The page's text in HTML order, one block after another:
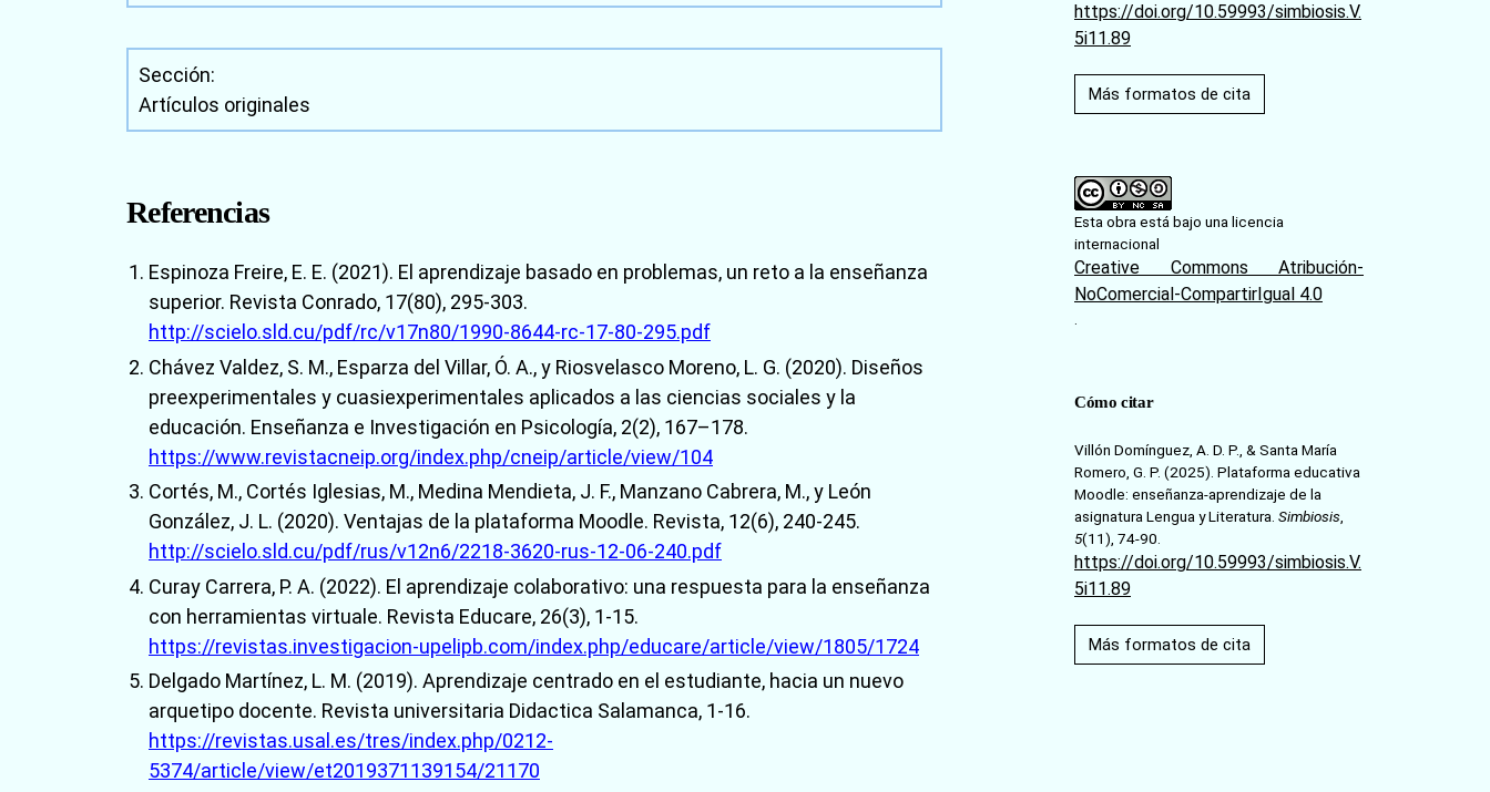
Sección:
Artículos originales
Referencias
Espinoza Freire, E. E. (2021). El aprendizaje basado en problemas, un reto a la enseñanza
superior. Revista Conrado, 17(80), 295-303.
http://scielo.sld.cu/pdf/rc/v17n80/1990-8644-rc-17-80-295.pdf
Chávez Valdez, S. M., Esparza del Villar, Ó. A., y Riosvelasco Moreno, L. G. (2020). Diseños
preexperimentales y cuasiexperimentales aplicados a las ciencias sociales y la
educación. Enseñanza e Investigación en Psicología, 2(2), 167–178.
https://www.revistacneip.org/index.php/cneip/article/view/104
Cortés, M., Cortés Iglesias, M., Medina Mendieta, J. F., Manzano Cabrera, M., y León
González, J. L. (2020). Ventajas de la plataforma Moodle. Revista, 12(6), 240-245.
http://scielo.sld.cu/pdf/rus/v12n6/2218-3620-rus-12-06-240.pdf
Curay Carrera, P. A. (2022). El aprendizaje colaborativo: una respuesta para la enseñanza
con herramientas virtuale. Revista Educare, 26(3), 1-15.
https://revistas.investigacion-upelipb.com/index.php/educare/article/view/1805/1724
Delgado Martínez, L. M. (2019). Aprendizaje centrado en el estudiante, hacia un nuevo
arquetipo docente. Revista universitaria Didactica Salamanca, 1-16.
https://revistas.usal.es/tres/index.php/0212-
5374/article/view/et2019371139154/21170
https://doi.org/10.59993/simbiosis.V.
5i11.89
Más formatos de cita
Esta obra está bajo una licencia
internacional
Creative Commons Atribución-
NoComercial-CompartirIgual 4.0
.
Cómo citar
Villón Domínguez, A. D. P., & Santa María
Romero, G. P. (2025). Plataforma educativa
Moodle: enseñanza-aprendizaje de la
asignatura Lengua y Literatura. Simbiosis,
5(11), 74-90.
https://doi.org/10.59993/simbiosis.V.
5i11.89
Más formatos de cita